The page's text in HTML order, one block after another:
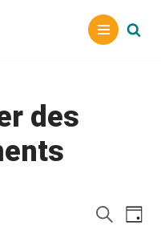
des
Recherche
Jour